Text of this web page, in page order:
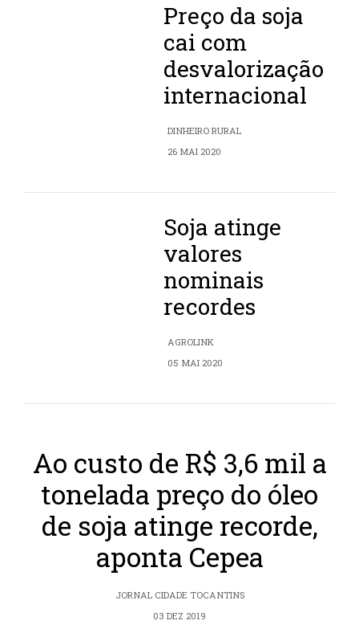
Preço da soja
cai com
desvalorização
internacional
DINHEIRO RURAL
26 MAI 2020
Soja atinge
valores
nominais
recordes
AGROLINK
05 MAI 2020
Ao custo de R$ 3,6 mil a
tonelada preço do óleo
de soja atinge recorde,
aponta Cepea
JORNAL CIDADE TOCANTINS
03 DEZ 2019